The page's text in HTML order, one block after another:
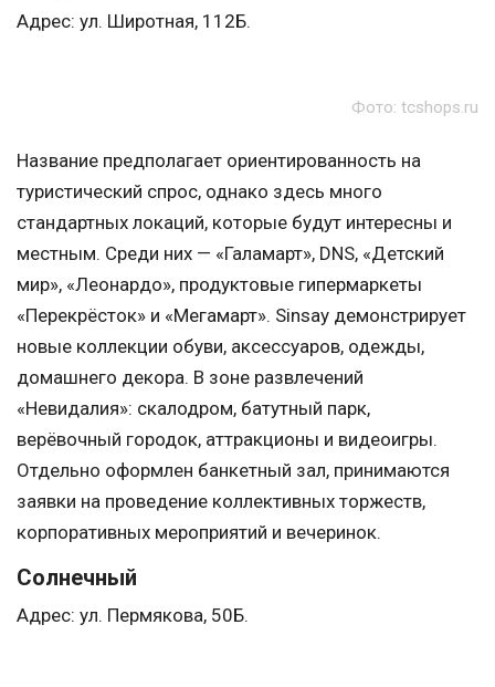
Адрес: ул. Широтная, 112Б.
Фото: tcshops.ru
Название предполагает ориентированность на
туристический спрос, однако здесь много
стандартных локаций, которые будут интересны и
местным. Среди них — «Галамарт», DNS, «Детский
мир», «Леонардо», продуктовые гипермаркеты
«Перекрёсток» и «Мегамарт». Sinsay демонстрирует
новые коллекции обуви, аксессуаров, одежды,
домашнего декора. В зоне развлечений
«Невидалия»: скалодром, батутный парк,
верёвочный городок, аттракционы и видеоигры.
Отдельно оформлен банкетный зал, принимаются
заявки на проведение коллективных торжеств,
корпоративных мероприятий и вечеринок.
Солнечный
Адрес: ул. Пермякова, 50Б.